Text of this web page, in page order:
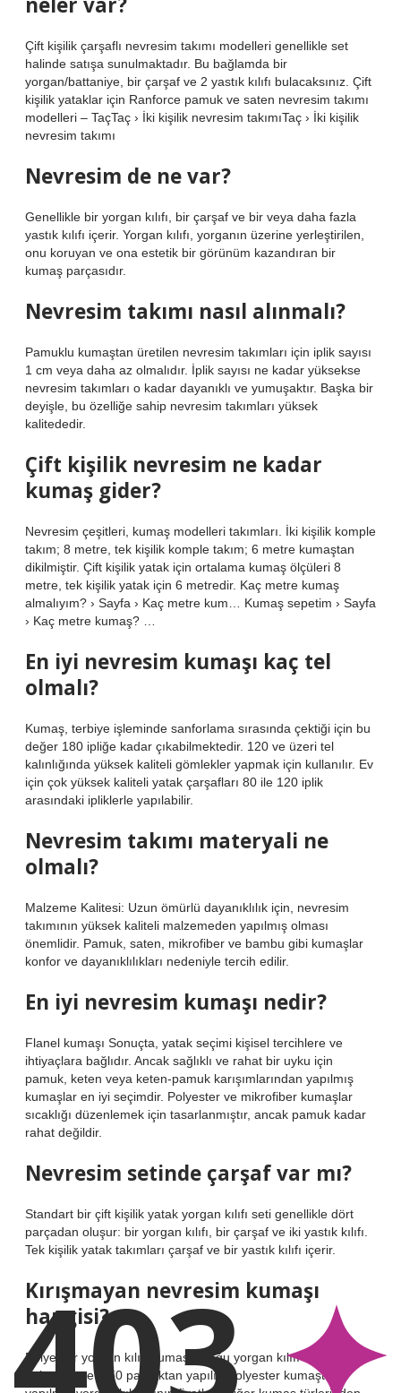
Çift kişilik çarşaflı nevresim takımı modelleri genellikle set
halinde satışa sunulmaktadır. Bu bağlamda bir
yorgan/battaniye, bir çarşaf ve 2 yastık kılıfı bulacaksınız. Çift
kişilik yataklar için Ranforce pamuk ve saten nevresim takımı
modelleri – TaçTaç › İki kişilik nevresim takımıTaç › İki kişilik
nevresim takımı
Nevresim de ne var?
Genellikle bir yorgan kılıfı, bir çarşaf ve bir veya daha fazla
yastık kılıfı içerir. Yorgan kılıfı, yorganın üzerine yerleştirilen,
onu koruyan ve ona estetik bir görünüm kazandıran bir
kumaş parçasıdır.
Nevresim takımı nasıl alınmalı?
Pamuklu kumaştan üretilen nevresim takımları için iplik sayısı
1 cm veya daha az olmalıdır. İplik sayısı ne kadar yüksekse
nevresim takımları o kadar dayanıklı ve yumuşaktır. Başka bir
deyişle, bu özelliğe sahip nevresim takımları yüksek
kalitededir.
Çift kişilik nevresim ne kadar
kumaş gider?
Nevresim çeşitleri, kumaş modelleri takımları. İki kişilik komple
takım; 8 metre, tek kişilik komple takım; 6 metre kumaştan
dikilmiştir. Çift kişilik yatak için ortalama kumaş ölçüleri 8
metre, tek kişilik yatak için 6 metredir. Kaç metre kumaş
almalıyım? › Sayfa › Kaç metre kum… Kumaş sepetim › Sayfa
› Kaç metre kumaş? …
En iyi nevresim kumaşı kaç tel
olmalı?
Kumaş, terbiye işleminde sanforlama sırasında çektiği için bu
değer 180 ipliğe kadar çıkabilmektedir. 120 ve üzeri tel
kalınlığında yüksek kaliteli gömlekler yapmak için kullanılır. Ev
için çok yüksek kaliteli yatak çarşafları 80 ile 120 iplik
arasındaki ipliklerle yapılabilir.
Nevresim takımı materyali ne
olmalı?
Malzeme Kalitesi: Uzun ömürlü dayanıklılık için, nevresim
takımının yüksek kaliteli malzemeden yapılmış olması
önemlidir. Pamuk, saten, mikrofiber ve bambu gibi kumaşlar
konfor ve dayanıklılıkları nedeniyle tercih edilir.
En iyi nevresim kumaşı nedir?
Flanel kumaşı Sonuçta, yatak seçimi kişisel tercihlere ve
ihtiyaçlara bağlıdır. Ancak sağlıklı ve rahat bir uyku için
pamuk, keten veya keten-pamuk karışımlarından yapılmış
kumaşlar en iyi seçimdir. Polyester ve mikrofiber kumaşlar
sıcaklığı düzenlemek için tasarlanmıştır, ancak pamuk kadar
rahat değildir.
Nevresim setinde çarşaf var mı?
Standart bir çift kişilik yatak yorgan kılıfı seti genellikle dört
parçadan oluşur: bir yorgan kılıfı, bir çarşaf ve iki yastık kılıfı.
Tek kişilik yatak takımları çarşaf ve bir yastık kılıfı içerir.
Kırışmayan nevresim kumaşı
hangisi?
Polyester yorgan kılıfı kumaşı. Çoğu yorgan kılıfı takımı %50
polyester ve %50 pamuktan yapılır. Polyester kumaştan
403